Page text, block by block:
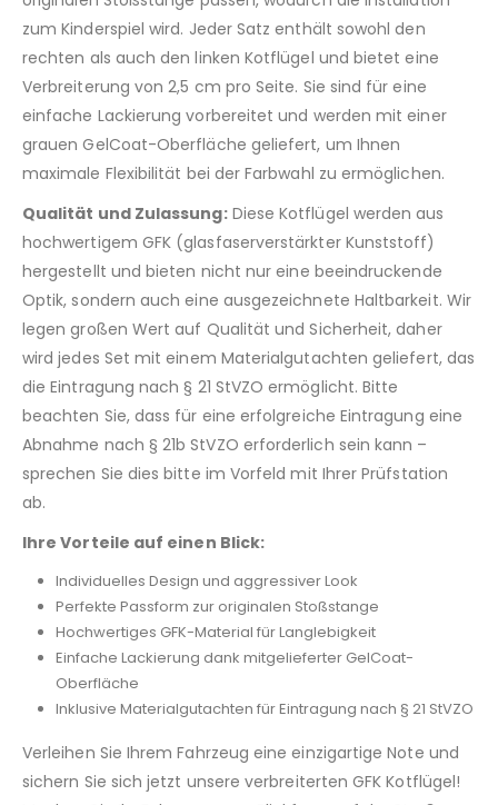
zum Kinderspiel wird. Jeder Satz enthält sowohl den
rechten als auch den linken Kotflügel und bietet eine
Verbreiterung von 2,5 cm pro Seite. Sie sind für eine
einfache Lackierung vorbereitet und werden mit einer
grauen GelCoat-Oberfläche geliefert, um Ihnen
maximale Flexibilität bei der Farbwahl zu ermöglichen.
Qualität und Zulassung:Diese Kotflügel werden aus
hochwertigem GFK (glasfaserverstärkter Kunststoff)
hergestellt und bieten nicht nur eine beeindruckende
Optik, sondern auch eine ausgezeichnete Haltbarkeit. Wir
legen großen Wert auf Qualität und Sicherheit, daher
wird jedes Set mit einem Materialgutachten geliefert, das
die Eintragung nach § 21 StVZO ermöglicht. Bitte
beachten Sie, dass für eine erfolgreiche Eintragung eine
Abnahme nach § 21b StVZO erforderlich sein kann –
sprechen Sie dies bitte im Vorfeld mit Ihrer Prüfstation
ab.
Ihre Vorteile auf einen Blick:
Individuelles Design und aggressiver Look
Perfekte Passform zur originalen Stoßstange
Hochwertiges GFK-Material für Langlebigkeit
Einfache Lackierung dank mitgelieferter GelCoat-
Oberfläche
Inklusive Materialgutachten für Eintragung nach § 21 StVZO
Verleihen Sie Ihrem Fahrzeug eine einzigartige Note und
sichern Sie sich jetzt unsere verbreiterten GFK Kotflügel!